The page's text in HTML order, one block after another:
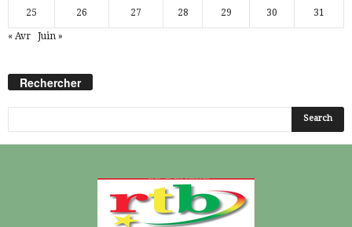
25 26 27 28 29 30 31
« Avr Juin »
Rechercher